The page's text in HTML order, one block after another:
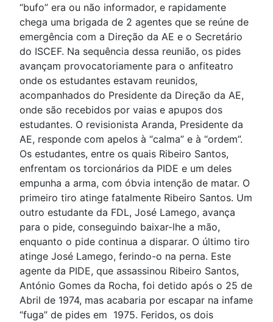
“bufo” era ou não informador, e rapidamente
chega uma brigada de 2 agentes que se reúne de
emergência com a Direção da AE e o Secretário
do ISCEF. Na sequência dessa reunião, os pides
avançam provocatoriamente para o anfiteatro
onde os estudantes estavam reunidos,
acompanhados do Presidente da Direção da AE,
onde são recebidos por vaias e apupos dos
estudantes. O revisionista Aranda, Presidente da
AE, responde com apelos à “calma” e à “ordem”.
Os estudantes, entre os quais Ribeiro Santos,
enfrentam os torcionários da PIDE e um deles
empunha a arma, com óbvia intenção de matar. O
primeiro tiro atinge fatalmente Ribeiro Santos. Um
outro estudante da FDL, José Lamego, avança
para o pide, conseguindo baixar-lhe a mão,
enquanto o pide continua a disparar. O último tiro
atinge José Lamego, ferindo-o na perna. Este
agente da PIDE, que assassinou Ribeiro Santos,
António Gomes da Rocha, foi detido após o 25 de
Abril de 1974, mas acabaria por escapar na infame
“fuga” de pides em 1975. Feridos, os dois